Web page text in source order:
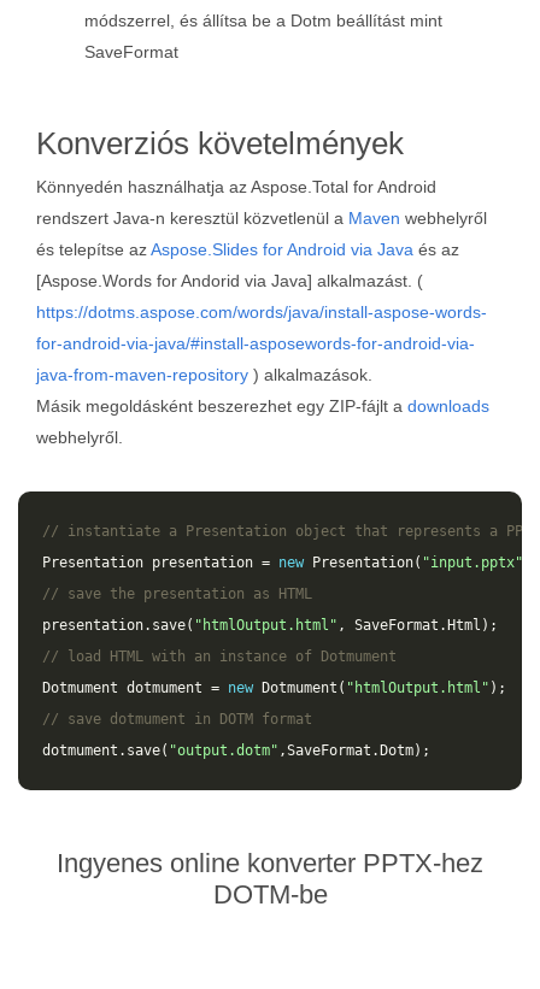
módszerrel, és állítsa be a Dotm beállítást mint
SaveFormat
Konverziós követelmények
Könnyedén használhatja az Aspose.Total for Android
rendszert Java-n keresztül közvetlenül a Maven webhelyről
és telepítse azAspose.Slides for Android via Java és az
[Aspose.Words for Andorid via Java] alkalmazást. (
https://dotms.aspose.com/words/java/install-aspose-words-
for-android-via-java/#install-asposewords-for-android-via-
java-from-maven-repository ) alkalmazások.
Másik megoldásként beszerezhet egy ZIP-fájlt a downloads
webhelyről.
// instantiate a Presentation object that represents a
Presentation presentation = new Presentation( "input.pptx"
// save the presentation as HTML
presentation. save( "htmlOutput.html" , SaveFormat . Html );
// load HTML with an instance of Dotmument
Dotmument dotmument = new Dotmument ( "htmlOutput.html" );
// save dotmument in DOTM format
dotmument . save( "output.dotm" ,SaveFormat . Dotm);
Ingyenes online konverter PPTX-hez
DOTM-be